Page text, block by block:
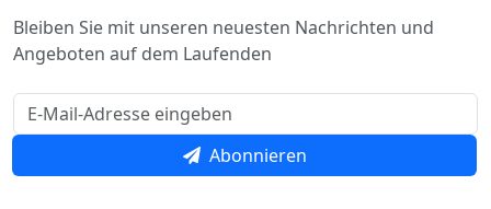
Bleiben Sie mit unseren neuesten Nachrichten und
Angeboten auf dem Laufenden
Abonnieren